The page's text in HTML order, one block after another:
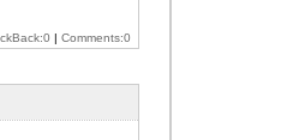
| Comments:0